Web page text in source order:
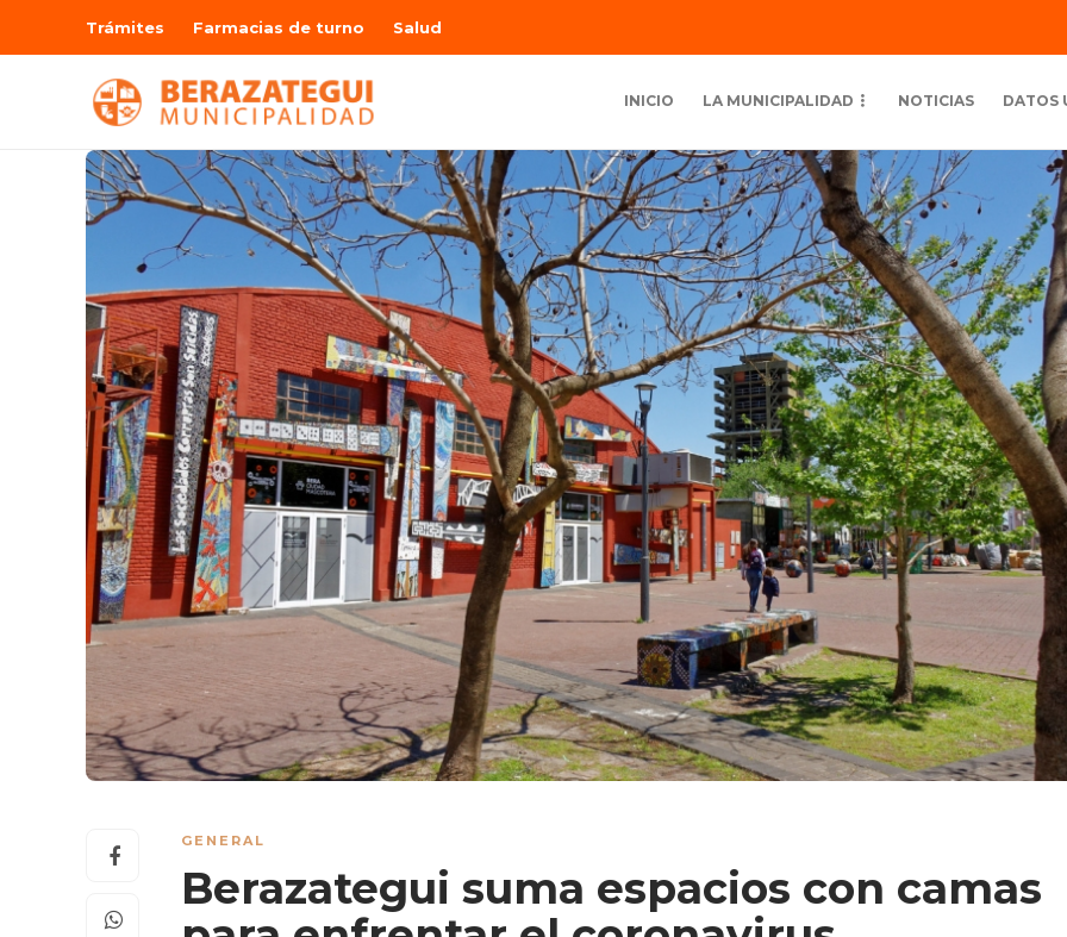
Trámites Farmacias de turno Salud
INICIO LA MUNICIPALIDAD NOTICIAS DATOS
GENERAL
Berazategui suma espacios con camas